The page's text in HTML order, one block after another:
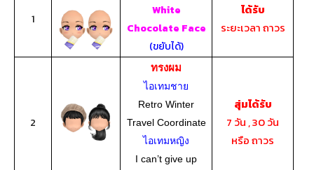
1
White
Chocolate Face
(ขยับได้)
ได้รับ
ระยะเวลา ถาวร
2
ทรงผม
ไอเทมชาย
Retro Winter
Travel Coordinate
ไอเทมหญิง
I can’t give up
สุ่มได้รับ
7 วัน , 30 วัน
หรือ ถาวร